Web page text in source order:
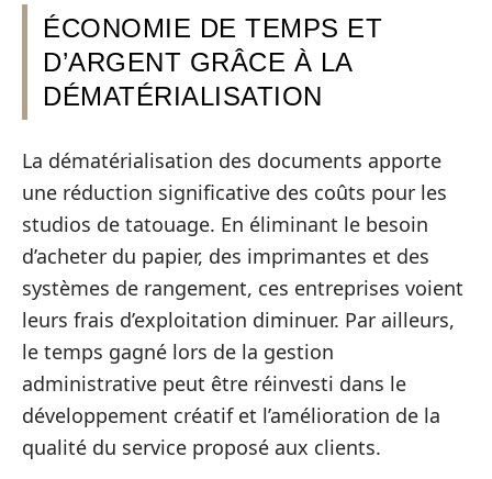
ÉCONOMIE DE TEMPS ET
D’ARGENT GRÂCE À LA
DÉMATÉRIALISATION
La dématérialisation des documents apporte
une réduction significative des coûts pour les
studios de tatouage. En éliminant le besoin
d’acheter du papier, des imprimantes et des
systèmes de rangement, ces entreprises voient
leurs frais d’exploitation diminuer. Par ailleurs,
le temps gagné lors de la gestion
administrative peut être réinvesti dans le
développement créatif et l’amélioration de la
qualité du service proposé aux clients.